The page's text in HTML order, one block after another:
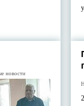
новости